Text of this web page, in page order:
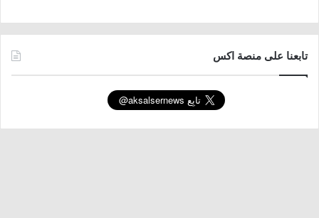
تابعنا على منصة اكس